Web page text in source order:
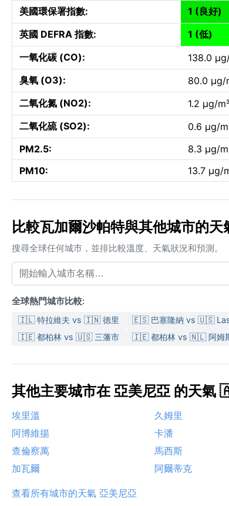
美國環保署指數:
1 (良好)
英國 DEFRA 指數:
1 (低)
一氧化碳 (CO):
138.0
臭氧 (O3):
80.0 µg/
二氧化氮 (NO2):
1.2 µg/
二氧化硫 (SO2):
0.6 µg/
PM2.5:
8.3 µg/
PM10:
13.7 µg/
比較瓦加爾沙帕特與其他城市的天
搜尋全球任何城市，並排比較溫度、天氣狀況和預測。
全球熱門城市比較:
🇮🇱 特拉維夫 vs 🇮🇳 德里 🇪🇸 巴塞隆納 vs 🇺🇸
🇮🇪 都柏林 vs 🇺🇸 三藩市
🇮🇪 都柏林 vs 🇳🇱 阿姆
其他主要城市在 亞美尼亞 的天
埃里溫 久姆里
阿博維揚
卡潘
查倫察萬
馬西斯
加瓦爾
阿爾蒂克
查看所有城市的天氣 亞美尼亞